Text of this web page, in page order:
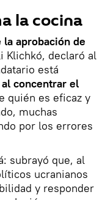
la cocina
la aprobación de
Klichkó, declaró al
está
concentrar el
quién es eficaz y
muchas
por los errores
subrayó que, al
ucranianos
y responder